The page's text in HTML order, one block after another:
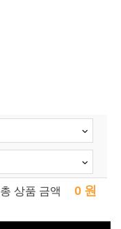
총 상품 금액 0 원